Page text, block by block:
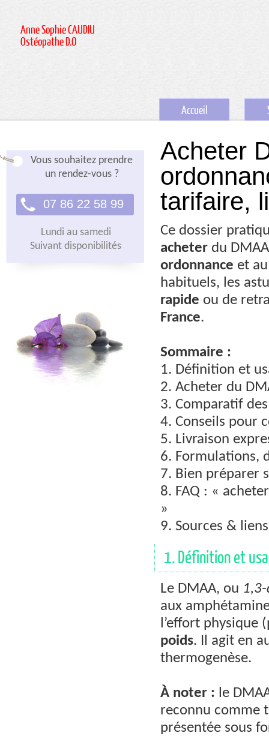
Anne Sophie CAUDIU
Ostéopathe D.O
Accueil
Vous souhaitez prendre
un rendez-vous ?
07 86 22 58 99
Lundi au samedi
Suivant disponibilités
Acheter
tarifaire,
Ce dossier
acheter du
ordonnance et
habituels, les
rapide ou de
France.
Sommaire :
1. Définition et
2. Acheter du
3. Comparatif
4. Conseils pour
5. Livraison
6. Formulations,
7. Bien préparer
8. FAQ : «
»
9. Sources &
1. Définition et
Le DMAA, ou
aux
l’effort physique
poids. Il agit en
thermogenèse.
À noter : le
reconnu comme
présentée sous